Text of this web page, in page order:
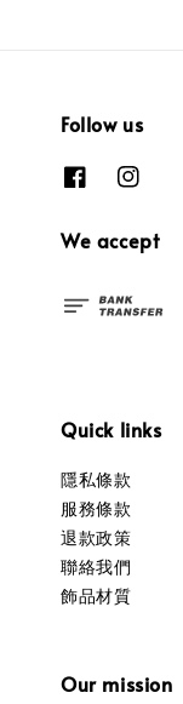
Follow us
We accept
Quick links
隱私條款
服務條款
退款政策
聯絡我們
飾品材質
Our mission